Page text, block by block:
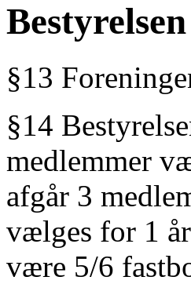
Bestyrelsen
§13
§14
medlemmer
afgår 3
vælges for 1
være 5/6